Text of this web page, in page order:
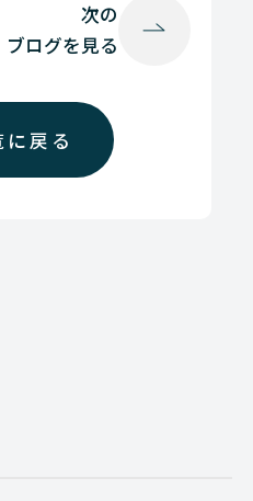
戻る
次の
ブログを見る